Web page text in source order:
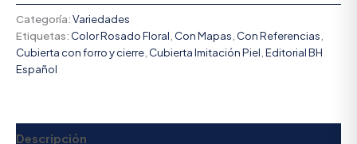
Categoría:Variedades
Etiquetas: Color Rosado Floral Con Mapas Con Referencias
Cubierta con forro y cierre Cubierta Imitación Piel Editorial BH
Español
Descripción